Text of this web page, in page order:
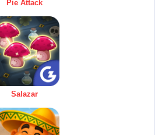
Pie Attack
Salazar